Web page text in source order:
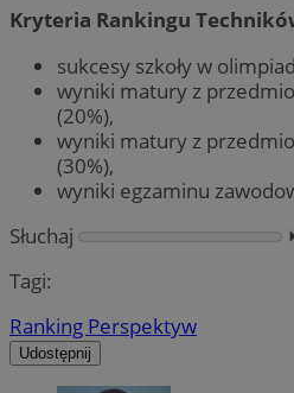
Kryteria Rankingu
sukcesy szkoły w
wyniki matury z
(20%),
wyniki matury z
(30%),
wyniki egzaminu
Słuchaj
⏵︎
Tagi:
Ranking Perspektyw
Udostępnij